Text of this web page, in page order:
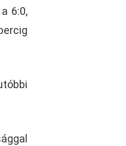
6:0,